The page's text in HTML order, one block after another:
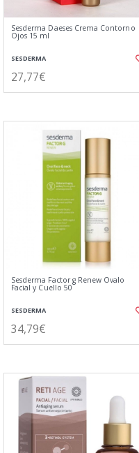
Sesderma Daeses Crema Contorno
Ojos 15 ml
SESDERMA
27,77€
Sesderma Factor g Renew Ovalo
Facial y Cuello 50
SESDERMA
34,79€